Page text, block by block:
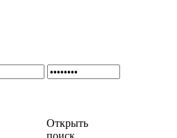
Открыть
поиск